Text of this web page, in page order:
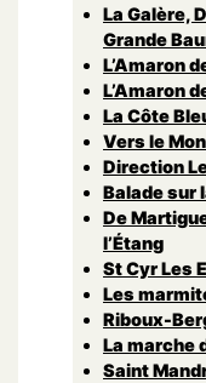
La Galère,
Grande
L’Amaron
L’Amaron
La Côte
Vers le
Direction
Balade sur
De
l’Étang
St Cyr Les
Les
Riboux-
La marche
Saint